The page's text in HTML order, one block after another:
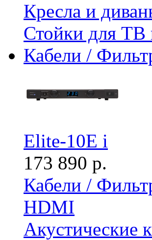
Кресла и
Стойки для ТВ
Кабели /
Elite-10E i
173 890 р.
Кабели /
HDMI
Акустические